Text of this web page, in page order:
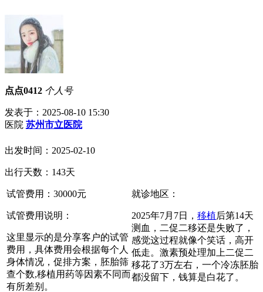
点点0412 个人号
发表于：2025-08-10 15:30
医院 苏州市立医院
出发时间：2025-02-10
出行天数：143天
试管费用： 30000元
试管费用说明：
这里显示的是分享客户的试管
费用，具体费用会根据每个人
身体情况，促排方案，胚胎筛
查个数,移植用药等因素不同而
有所差别。
就诊地区：
2025年7月7日， 移植后第14天
测血，二促二移还是失败了，
感觉这过程就像个笑话，高开
低走。激素预处理加上二促二
移花了3万左右，一个冷冻胚胎
都没留下，钱算是白花了。